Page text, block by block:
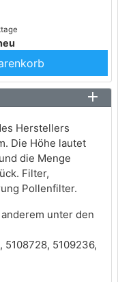
Herstellers
Die Höhe lautet
die Menge
Filter,
Pollenfilter.
unter den
5109236,